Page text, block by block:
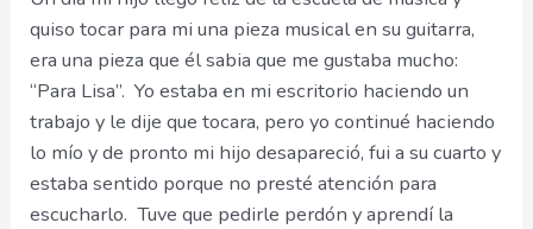
quiso tocar para mi una pieza musical en su guitarra,
era una pieza que él sabia que me gustaba mucho:
“Para Lisa”. Yo estaba en mi escritorio haciendo un
trabajo y le dije que tocara, pero yo continué haciendo
lo mío y de pronto mi hijo desapareció, fui a su cuarto y
estaba sentido porque no presté atención para
escucharlo. Tuve que pedirle perdón y aprendí la